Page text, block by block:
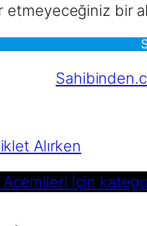
etmeyeceğiniz bir
Alırken
İçin